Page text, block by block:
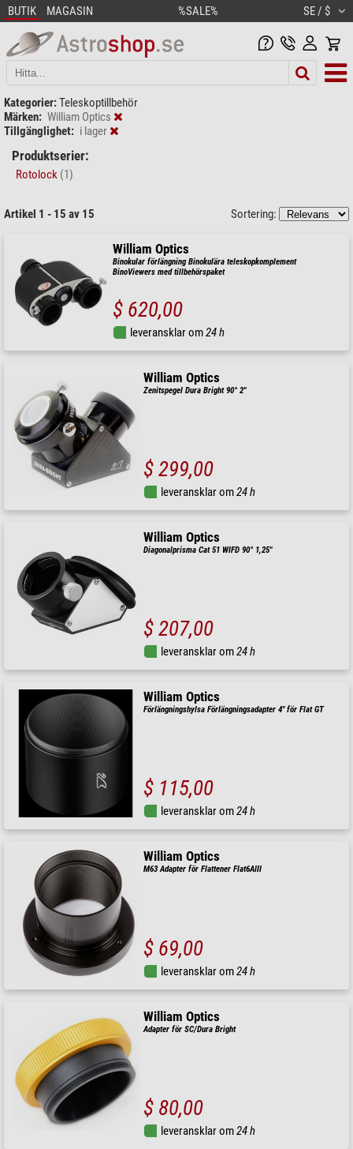
BUTIK MAGASIN %SALE% SE / $
Kategorier:Teleskoptillbehör
Märken: William Optics
Tillgänglighet: i lager
Produktserier:
Rotolock (1)
Artikel 1 - 15 av 15 Sortering:
William Optics
Binokular förlängning Binokulära teleskopkomplement
BinoViewers med tillbehörspaket
$ 620,00
leveransklar om24 h
William Optics
Zenitspegel Dura Bright 90° 2"
$ 299,00
leveransklar om24 h
William Optics
Diagonalprisma Cat 51 WIFD 90° 1,25"
$ 207,00
leveransklar om24 h
William Optics
Förlängningshylsa Förlängningsadapter 4" för Flat GT
$ 115,00
leveransklar om24 h
William Optics
M63 Adapter för Flattener Flat6AIII
$ 69,00
leveransklar om24 h
William Optics
Adapter för SC/Dura Bright
$ 80,00
leveransklar om24 h